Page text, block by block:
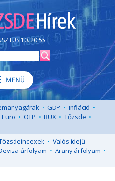
10. 20:55
• GDP • Infláció •
Euro • OTP • BUX • Tőzsde •
• Valós idejű
árfolyam • Arany árfolyam •